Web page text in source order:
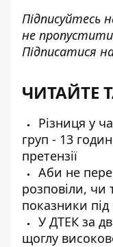
Підписуйтесь
не
Підписатися
ЧИТАЙТЕ
Різниця у
груп - 13
претензії
Аби не
розповіли, чи
показники
У ДТЕК за
щоглу